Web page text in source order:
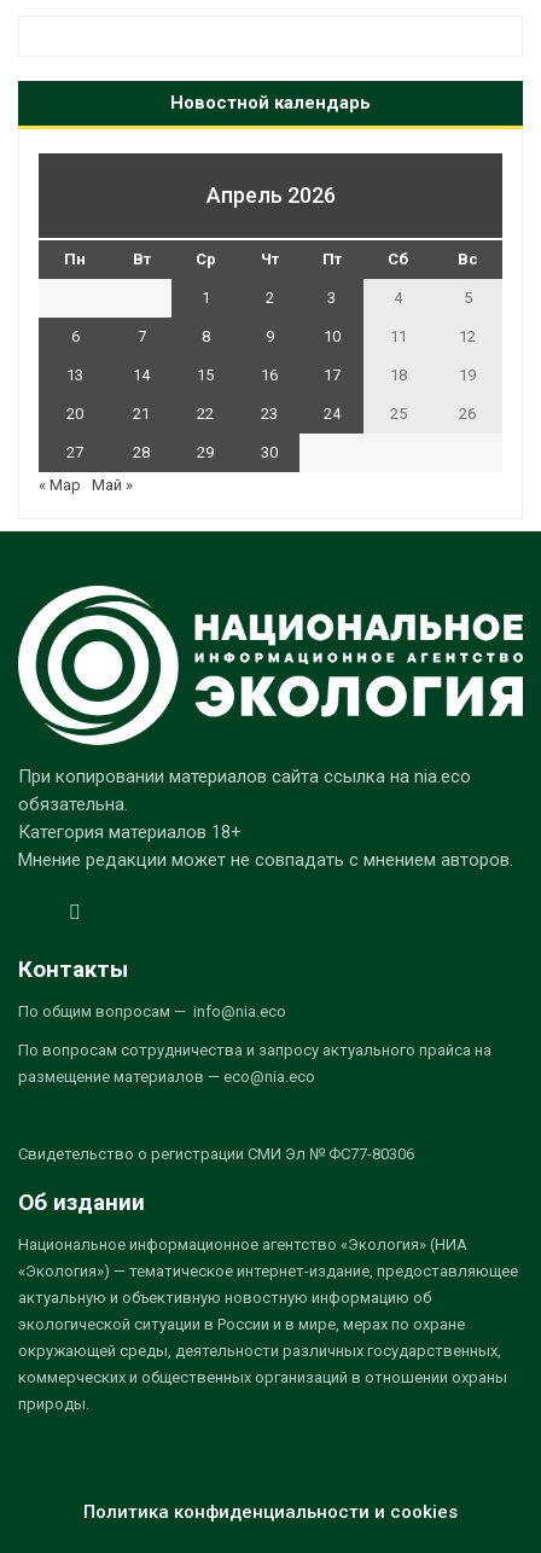
Новостной календарь
Апрель 2026
Пн Вт Ср Чт Пт Сб Вс
1 2 3 4 5
6 7 8 9 10 11 12
13 14 15 16 17 18 19
20 21 22 23 24 25 26
27 28 29
30
« Мар
Май »
При копировании материалов сайта ссылка на nia.eco
обязательна.
Категория материалов 18+
Мнение редакции может не совпадать с мнением авторов.
Контакты
По общим вопросам — info@nia.eco
По вопросам сотрудничества и запросу актуального прайса на
размещение материалов — eco@nia.eco
Свидетельство о регистрации СМИ Эл № ФС77-80306
Об издании
Национальное информационное агентство «Экология» (НИА
«Экология») — тематическое интернет-издание, предоставляющее
актуальную и объективную новостную информацию об
экологической ситуации в России и в мире, мерах по охране
окружающей среды, деятельности различных государственных,
коммерческих и общественных организаций в отношении охраны
природы.
Политика конфиденциальности и cookies